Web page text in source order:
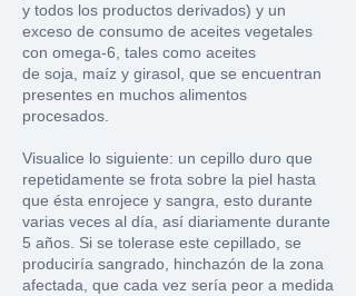
y todos los productos derivados) y un
exceso de consumo de aceites vegetales
con omega-6, tales como aceites
de soja, maíz y girasol, que se encuentran
presentes en muchos alimentos
procesados.
Visualice lo siguiente: un cepillo duro que
repetidamente se frota sobre la piel hasta
que ésta enrojece y sangra, esto durante
varias veces al día, así diariamente durante
5 años. Si se tolerase este cepillado, se
produciría sangrado, hinchazón de la zona
afectada, que cada vez sería peor a medida